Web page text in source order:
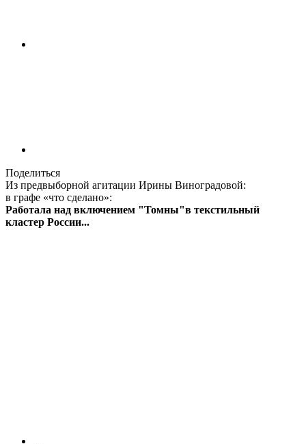
Поделиться
Из предвыборной агитации Ирины Виноградовой:
в графе «что сделано»:
Работала над включением "Томны"в текстильный
кластер России...